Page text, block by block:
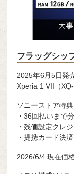
フラッグシッ
2025年6月5日発
Xperia 1 VII（XQ-
ソニーストア特典
・36回払いまで
・残価設定クレ
・提携カード決
2026/6/4 現在価